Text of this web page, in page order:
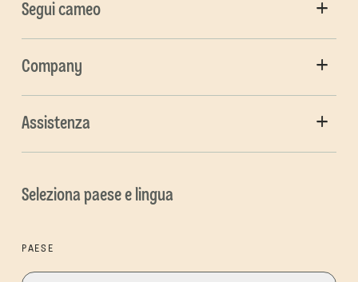
Segui cameo
Company
Assistenza
Seleziona paese e lingua
PAESE